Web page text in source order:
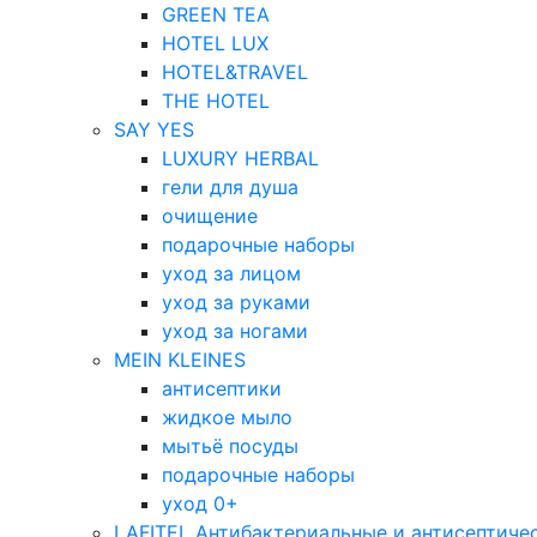
GREEN TEA
HOTEL LUX
HOTEL&TRAVEL
THE HOTEL
SAY YES
LUXURY HERBAL
гели для душа
очищение
подарочные наборы
уход за лицом
уход за руками
уход за ногами
MEIN KLEINES
антисептики
жидкое мыло
мытьё посуды
подарочные наборы
уход 0+
LAFITEL Антибактериальные и